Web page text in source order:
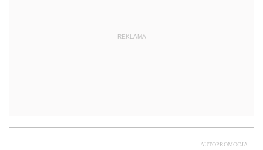
REKLAMA
AUTOPROMOCJA